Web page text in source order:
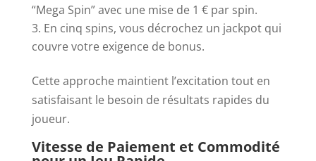
“Mega Spin” avec une mise de 1 € par spin.
En cinq spins, vous décrochez un jackpot qui
couvre votre exigence de bonus.
Cette approche maintient l’excitation tout en
satisfaisant le besoin de résultats rapides du
joueur.
Vitesse de Paiement et Commodité